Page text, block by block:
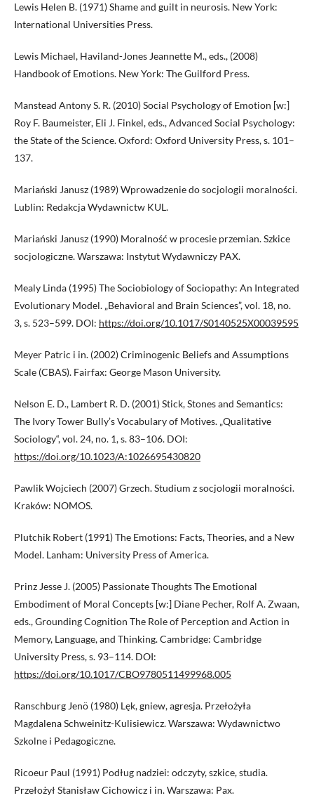
Lewis Helen B. (1971) Shame and guilt in neurosis. New York:
International Universities Press.
Lewis Michael, Haviland-Jones Jeannette M., eds., (2008)
Handbook of Emotions. New York: The Guilford Press.
Manstead Antony S. R. (2010) Social Psychology of Emotion [w:]
Roy F. Baumeister, Eli J. Finkel, eds., Advanced Social Psychology:
the State of the Science. Oxford: Oxford University Press, s. 101–
137.
Mariański Janusz (1989) Wprowadzenie do socjologii moralności.
Lublin: Redakcja Wydawnictw KUL.
Mariański Janusz (1990) Moralność w procesie przemian. Szkice
socjologiczne. Warszawa: Instytut Wydawniczy PAX.
Mealy Linda (1995) The Sociobiology of Sociopathy: An Integrated
Evolutionary Model. „Behavioral and Brain Sciences”, vol. 18, no.
3, s. 523–599. DOI: https://doi.org/10.1017/S0140525X00039595
Meyer Patric i in. (2002) Criminogenic Beliefs and Assumptions
Scale (CBAS). Fairfax: George Mason University.
Nelson E. D., Lambert R. D. (2001) Stick, Stones and Semantics:
The Ivory Tower Bully’s Vocabulary of Motives. „Qualitative
Sociology“, vol. 24, no. 1, s. 83–106. DOI:
https://doi.org/10.1023/A:1026695430820
Pawlik Wojciech (2007) Grzech. Studium z socjologii moralności.
Kraków: NOMOS.
Plutchik Robert (1991) The Emotions: Facts, Theories, and a New
Model. Lanham: University Press of America.
Prinz Jesse J. (2005) Passionate Thoughts The Emotional
Embodiment of Moral Concepts [w:] Diane Pecher, Rolf A. Zwaan,
eds., Grounding Cognition The Role of Perception and Action in
Memory, Language, and Thinking. Cambridge: Cambridge
University Press, s. 93–114. DOI:
https://doi.org/10.1017/CBO9780511499968.005
Ranschburg Jenö (1980) Lęk, gniew, agresja. Przełożyła
Magdalena Schweinitz-Kulisiewicz. Warszawa: Wydawnictwo
Szkolne i Pedagogiczne.
Ricoeur Paul (1991) Podług nadziei: odczyty, szkice, studia.
Przełożył Stanisław Cichowicz i in. Warszawa: Pax.